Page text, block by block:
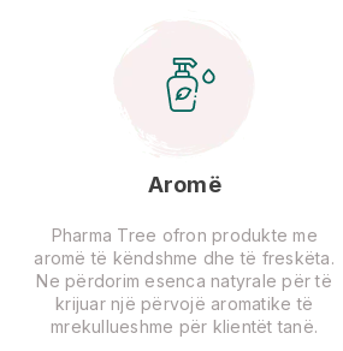
Aromë
Pharma Tree ofron produkte me
aromë të këndshme dhe të freskëta.
Ne përdorim esenca natyrale për të
krijuar një përvojë aromatike të
mrekullueshme për klientët tanë.